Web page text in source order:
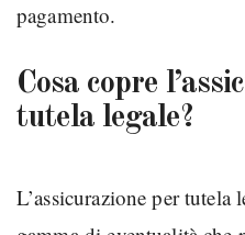
pagamento.
Cosa copre
tutela legale?
L’assicurazione per tutela